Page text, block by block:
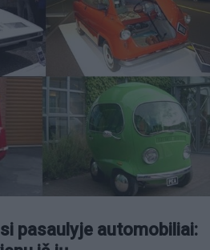
pasaulyje automobiliai: